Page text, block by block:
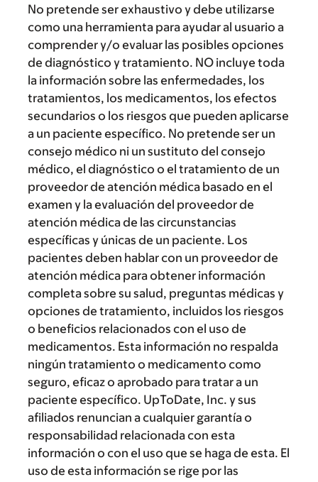
No pretende ser exhaustivo y debe utilizarse
como una herramienta para ayudar al usuario a
comprender y/o evaluar las posibles opciones
de diagnóstico y tratamiento. NO incluye toda
la información sobre las enfermedades, los
tratamientos, los medicamentos, los efectos
secundarios o los riesgos que pueden aplicarse
a un paciente específico. No pretende ser un
consejo médico ni un sustituto del consejo
médico, el diagnóstico o el tratamiento de un
proveedor de atención médica basado en el
examen y la evaluación del proveedor de
atención médica de las circunstancias
específicas y únicas de un paciente. Los
pacientes deben hablar con un proveedor de
atención médica para obtener información
completa sobre su salud, preguntas médicas y
opciones de tratamiento, incluidos los riesgos
o beneficios relacionados con el uso de
medicamentos. Esta información no respalda
ningún tratamiento o medicamento como
seguro, eficaz o aprobado para tratar a un
paciente específico. UpToDate, Inc. y sus
afiliados renuncian a cualquier garantía o
responsabilidad relacionada con esta
información o con el uso que se haga de esta. El
uso de esta información se rige por las